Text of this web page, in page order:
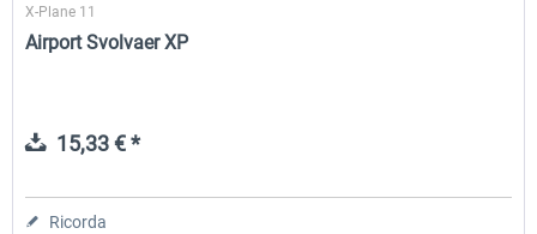
X-Plane 11
Airport Svolvaer XP
15,33 € *
Ricorda